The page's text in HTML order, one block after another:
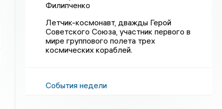
Филипченко
Летчик-космонавт, дважды Герой
Советского Союза, участник первого в
мире группового полета трех
космических кораблей.
События недели